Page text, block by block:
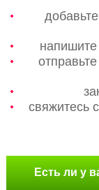
свяжитесь
Есть ли у